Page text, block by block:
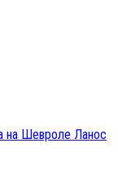
на Шевроле Ланос